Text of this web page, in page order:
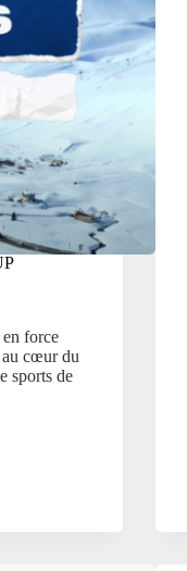
force
au cœur du
sports de